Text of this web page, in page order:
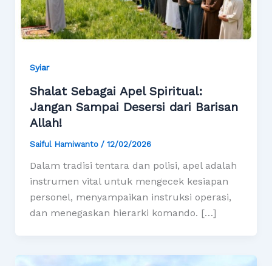
Syiar
Shalat Sebagai Apel Spiritual:
Jangan Sampai Desersi dari Barisan
Allah!
Saiful Hamiwanto / 12/02/2026
Dalam tradisi tentara dan polisi, apel adalah
instrumen vital untuk mengecek kesiapan
personel, menyampaikan instruksi operasi,
dan menegaskan hierarki komando. […]